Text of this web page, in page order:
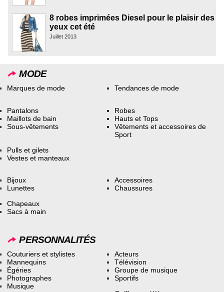
8 robes imprimées Diesel pour le plaisir des
yeux cet été
Juillet 2013
MODE
Marques de mode Tendances de mode
Pantalons
Maillots de bain
Sous-vêtements
Robes
Hauts et Tops
Vêtements et accessoires de
Sport
Pulls et gilets
Vestes et manteaux
Bijoux
Lunettes
Accessoires
Chaussures
Chapeaux
Sacs à main
PERSONNALITÉS
Couturiers et stylistes
Mannequins
Égéries
Photographes
Musique
Acteurs
Télévision
Groupe de musique
Sportifs